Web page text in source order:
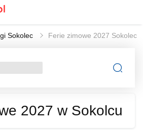
Sokolec Ferie zimowe 2027 Sokolec
2027 w Sokolcu